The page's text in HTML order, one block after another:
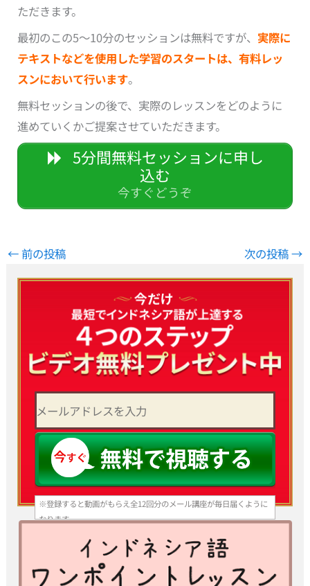
ただきます。
最初のこの5～10分のセッションは無料ですが、 実際に
テキストなどを使用した学習のスタートは、有料レッ
スンにおいて行います。
無料セッションの後で、実際のレッスンをどのように
進めていくかご提案させていただきます。
5分間無料セッションに申し
込む
今すぐどうぞ
←前の投稿 次の投稿→
※登録すると動画がもらえ全12回分のメール講座が毎日届くように
なります。
※スマホ、携帯アドレスで登録される方はあらかじめ info@bhs-
indonesia.com からのメールを 受信できる設定にしてからご登
録ください。